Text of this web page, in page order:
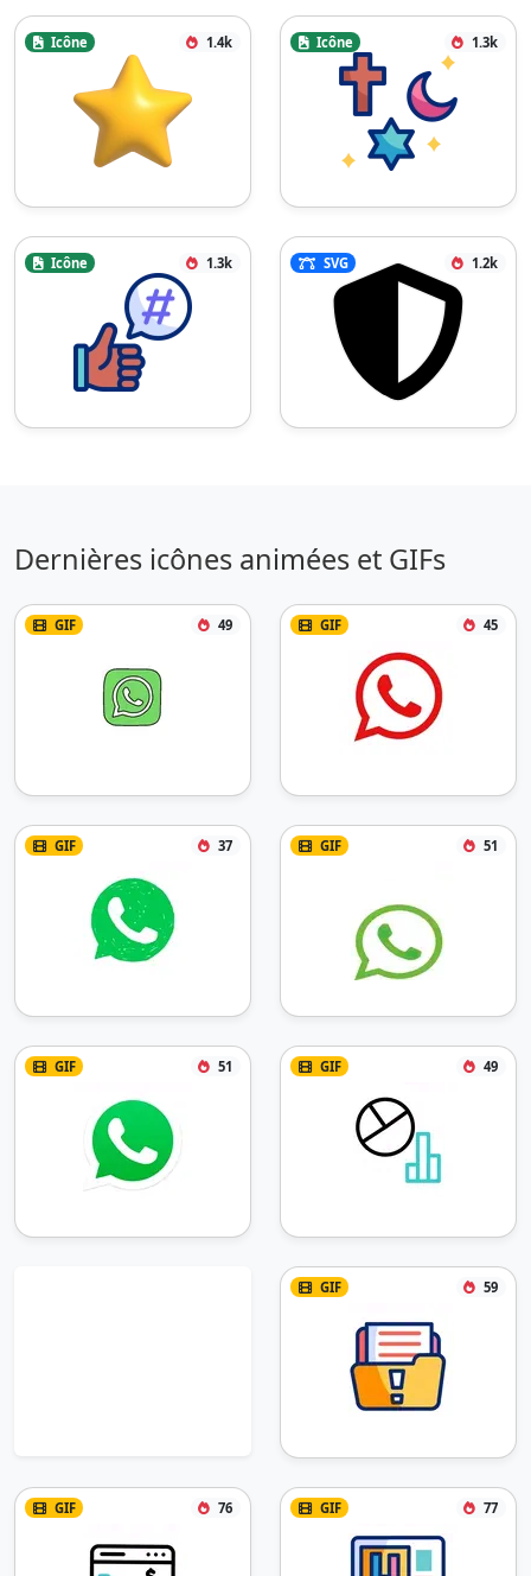
Icône 1.4k Icône 1.3k
Icône 1.3k SVG 1.2k
Dernières icônes animées et GIFs
GIF 49 GIF 45
GIF 37 GIF 51
GIF 51 GIF 49
GIF 59
GIF 76 GIF 77